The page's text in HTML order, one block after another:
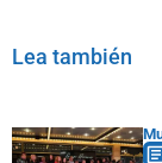
Lea también